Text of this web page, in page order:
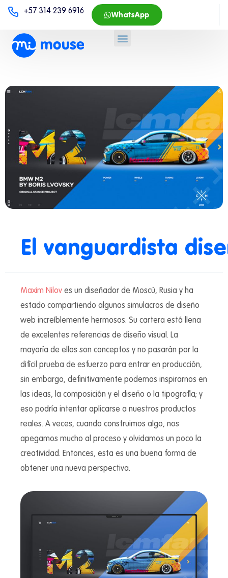
+57 314 239 6916 WhatsApp
El vanguardista
Maxim Nilov es un diseñador de Moscú, Rusia y ha
estado compartiendo algunos simulacros de diseño
web increíblemente hermosos. Su cartera está llena
de excelentes referencias de diseño visual. La
mayoría de ellos son conceptos y no pasarán por la
difícil prueba de esfuerzo para entrar en producción,
sin embargo, definitivamente podemos inspirarnos en
las ideas, la composición y el diseño o la tipografía; y
eso podría intentar aplicarse a nuestros productos
reales. A veces, cuando construimos algo, nos
apegamos mucho al proceso y olvidamos un poco la
creatividad. Entonces, esta es una buena forma de
obtener una nueva perspectiva.